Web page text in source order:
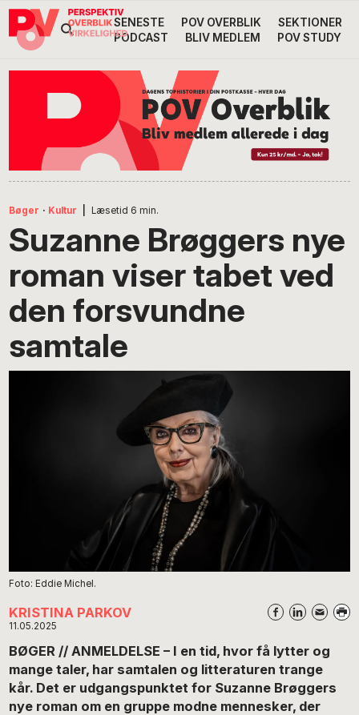
Gå
direkte
Skip
indhold
Gå
direkte
Header
SENESTE POV OVERBLIK
SEKTIONER
PODCAST
BLIV MEDLEM POV STUDY
Bøger · Kultur Læsetid 6 min.
Suzanne Brøggers nye
roman viser tabet ved
den forsvundne
samtale
Foto: Eddie Michel.
KRISTINA PARKOV
11.05.2025
BØGER // ANMELDELSE – I en tid, hvor få lytter og
mange taler, har samtalen og litteraturen trange
kår. Det er udgangspunktet for Suzanne Brøggers
nye roman om en gruppe modne mennesker, der